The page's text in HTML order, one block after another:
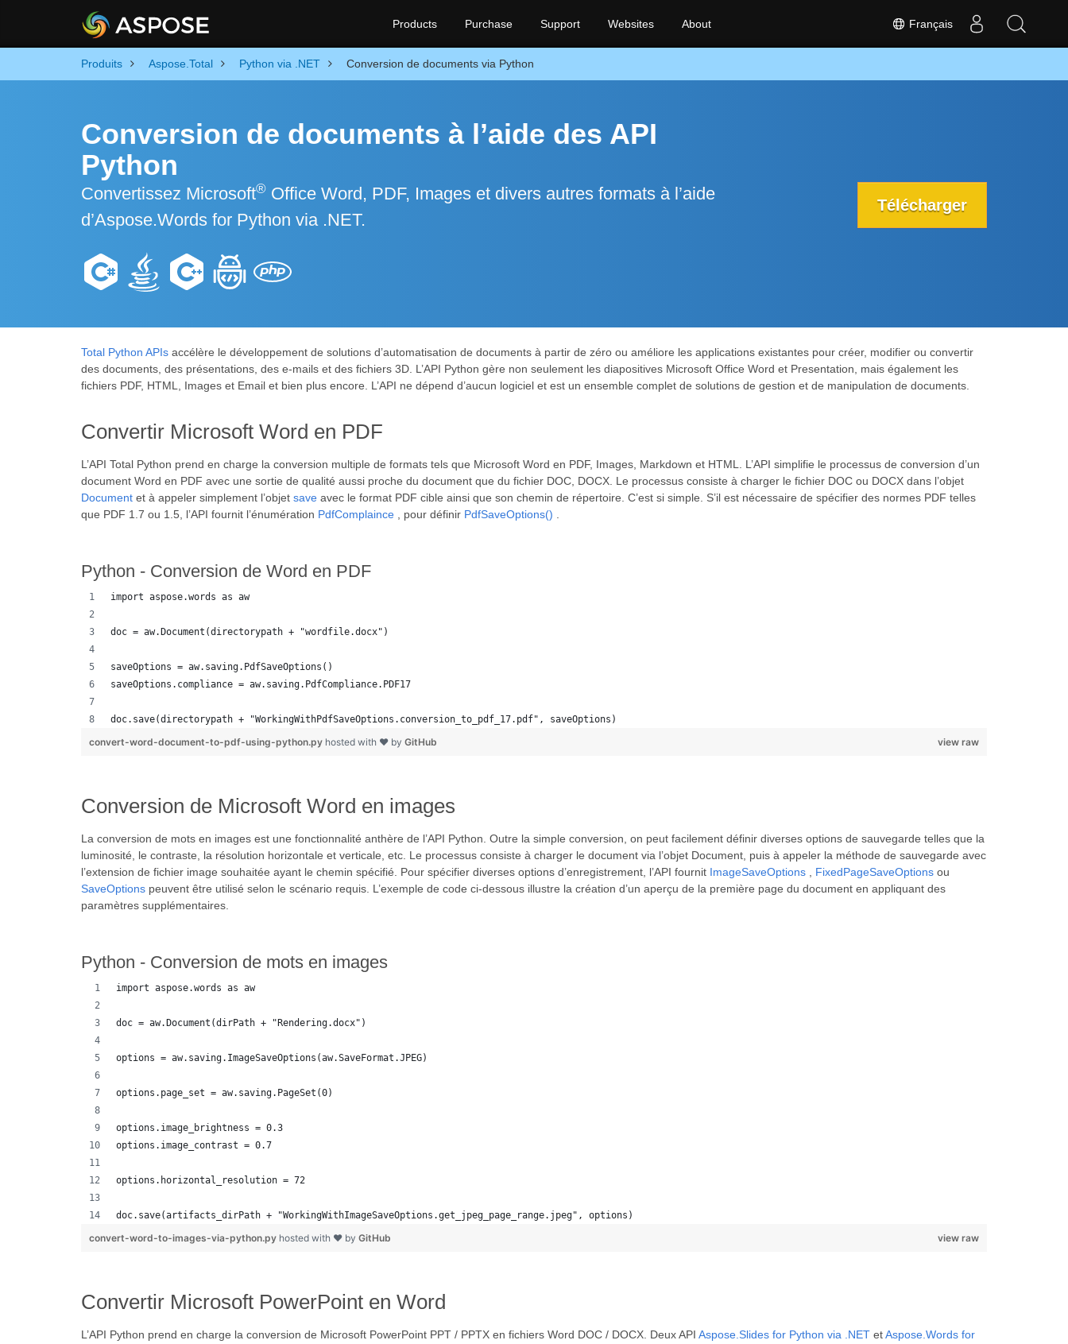
Français
Products Purchase Support Websites About
Produits Aspose.Total Python via .NET Conversion de documents via Python
Conversion de documents à l’aide des API
Python
Convertissez Microsoft® Office Word, PDF, Images et divers autres formats à l’aide
d’Aspose.Words for Python via .NET.
Télécharger
Total Python APIs accélère le développement de solutions d’automatisation de documents à partir de zéro ou améliore les applications existantes pour créer, modifier ou convertir
des documents, des présentations, des e-mails et des fichiers 3D. L’API Python gère non seulement les diapositives Microsoft Office Word et Presentation, mais également les
fichiers PDF, HTML, Images et Email et bien plus encore. L’API ne dépend d’aucun logiciel et est un ensemble complet de solutions de gestion et de manipulation de documents.
Convertir Microsoft Word en PDF
L’API Total Python prend en charge la conversion multiple de formats tels que Microsoft Word en PDF, Images, Markdown et HTML. L’API simplifie le processus de conversion d’un
document Word en PDF avec une sortie de qualité aussi proche du document que du fichier DOC, DOCX. Le processus consiste à charger le fichier DOC ou DOCX dans l’objet
Document et à appeler simplement l’objet save avec le format PDF cible ainsi que son chemin de répertoire. C’est si simple. S’il est nécessaire de spécifier des normes PDF telles
que PDF 1.7 ou 1.5, l’API fournit l’énumération PdfComplaince , pour définir PdfSaveOptions()
Python - Conversion de Word en PDF
import aspose.words as aw
doc = aw.Document(directorypath + "wordfile.docx")
saveOptions = aw.saving.PdfSaveOptions()
saveOptions.compliance = aw.saving.PdfCompliance.PDF17
doc.save(directorypath + "WorkingWithPdfSaveOptions.conversion_to_pdf_17.pdf", saveOptions)
view raw
convert-word-document-to-pdf-using-python.py hosted with ❤ by GitHub
Conversion de Microsoft Word en images
La conversion de mots en images est une fonctionnalité anthère de l’API Python. Outre la simple conversion, on peut facilement définir diverses options de sauvegarde telles que la
luminosité, le contraste, la résolution horizontale et verticale, etc. Le processus consiste à charger le document via l’objet Document, puis à appeler la méthode de sauvegarde avec
l’extension de fichier image souhaitée ayant le chemin spécifié. Pour spécifier diverses options d’enregistrement, l’API fournit ImageSaveOptions FixedPageSaveOptions ou
SaveOptions peuvent être utilisé selon le scénario requis. L’exemple de code ci-dessous illustre la création d’un aperçu de la première page du document en appliquant des
paramètres supplémentaires.
Python - Conversion de mots en images
import aspose.words as aw
doc = aw.Document(dirPath + "Rendering.docx")
options = aw.saving.ImageSaveOptions(aw.SaveFormat.JPEG)
options.page_set = aw.saving.PageSet(0)
options.image_brightness = 0.3
options.image_contrast = 0.7
options.horizontal_resolution = 72
doc.save(artifacts_dirPath + "WorkingWithImageSaveOptions.get_jpeg_page_range.jpeg", options)
view raw
convert-word-to-images-via-python.py hosted with ❤ by GitHub
Convertir Microsoft PowerPoint en Word
L’API Python prend en charge la conversion de Microsoft PowerPoint PPT / PPTX en fichiers Word DOC / DOCX. Deux API Aspose.Slides for Python via .NET etAspose.Words for